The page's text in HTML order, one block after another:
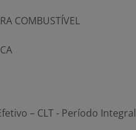
COMBUSTÍVEL
– CLT - Período Integral